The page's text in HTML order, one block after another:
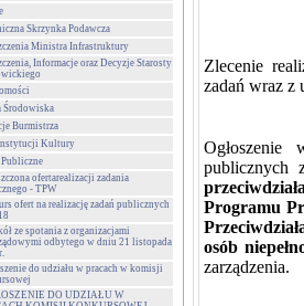
Skrzynka Podawcza
Ministra Infrastruktury
Informacje oraz Decyzje Starosty
Środowiska
Burmistrza
Kultury
ofertarealizacji zadania
- TPW
ofert na realizację zadań publicznych
ze spotania z organizacjami
odbytego w dniu 21 listopada
do udziału w pracach w komisji
DO UDZIAŁU W
Zlecenie
zadań wraz z
publicznych
Programu
osób
zarządzenia.